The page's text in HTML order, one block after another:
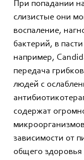
При попадании
слизистые они
воспаление,
бактерий, в
например,
передача
людей с
содержат
зависимости от
общего